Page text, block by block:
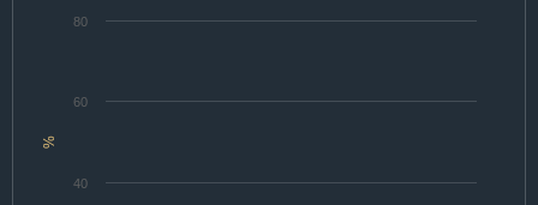
%
40
60
80